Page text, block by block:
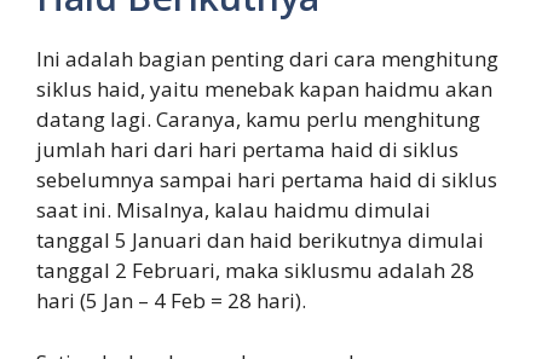
Ini adalah bagian penting dari cara menghitung
siklus haid, yaitu menebak kapan haidmu akan
datang lagi. Caranya, kamu perlu menghitung
jumlah hari dari hari pertama haid di siklus
sebelumnya sampai hari pertama haid di siklus
saat ini. Misalnya, kalau haidmu dimulai
tanggal 5 Januari dan haid berikutnya dimulai
tanggal 2 Februari, maka siklusmu adalah 28
hari (5 Jan – 4 Feb = 28 hari).